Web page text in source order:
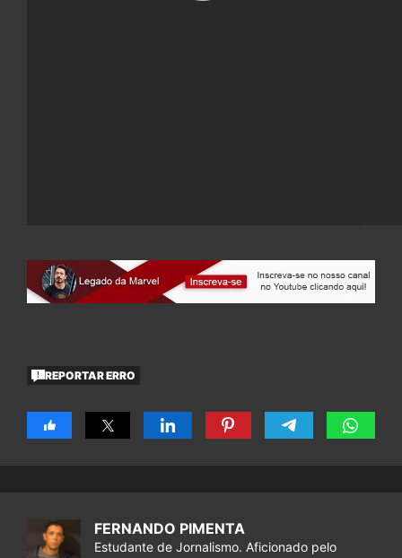
REPORTAR ERRO
FERNANDO PIMENTA
Estudante de Jornalismo. Aficionado pelo